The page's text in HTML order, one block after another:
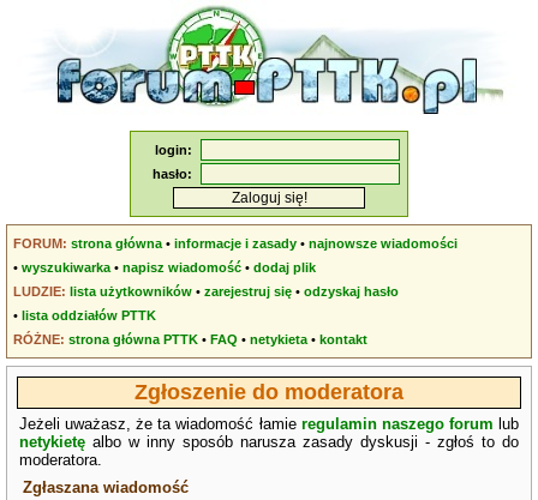
login:
hasło:
FORUM: strona główna •informacje i zasady •najnowsze wiadomości
•wyszukiwarka •napisz wiadomość •dodaj plik
LUDZIE: lista użytkowników •zarejestruj się •odzyskaj hasło
•lista oddziałów PTTK
RÓŻNE: strona główna PTTK •FAQ •netykieta •kontakt
Zgłoszenie do moderatora
Jeżeli uważasz, że ta wiadomość łamie regulamin naszego forum lub
netykietę albo w inny sposób narusza zasady dyskusji - zgłoś to do
moderatora.
Zgłaszana wiadomość